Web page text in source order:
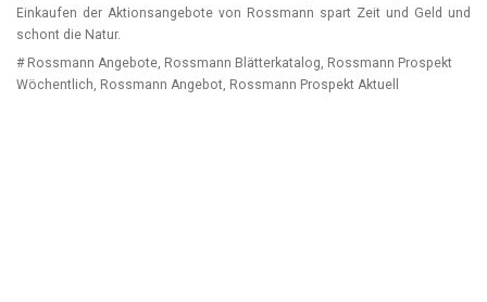
Einkaufen der Aktionsangebote von Rossmann spart Zeit und Geld und
schont die Natur.
# Rossmann Angebote, Rossmann Blätterkatalog, Rossmann Prospekt
Wöchentlich, Rossmann Angebot, Rossmann Prospekt Aktuell